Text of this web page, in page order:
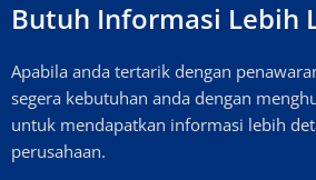
Butuh Informasi Lebih
Apabila anda tertarik dengan
segera kebutuhan anda dengan
untuk mendapatkan informasi lebih
perusahaan.